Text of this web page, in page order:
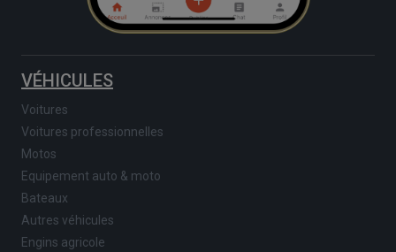
VÉHICULES
Voitures
Voitures professionnelles
Motos
Equipement auto & moto
Bateaux
Autres véhicules
Engins agricole